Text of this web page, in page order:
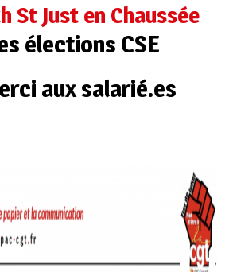
St Just en Chaussée
élections CSE
aux salarié.es